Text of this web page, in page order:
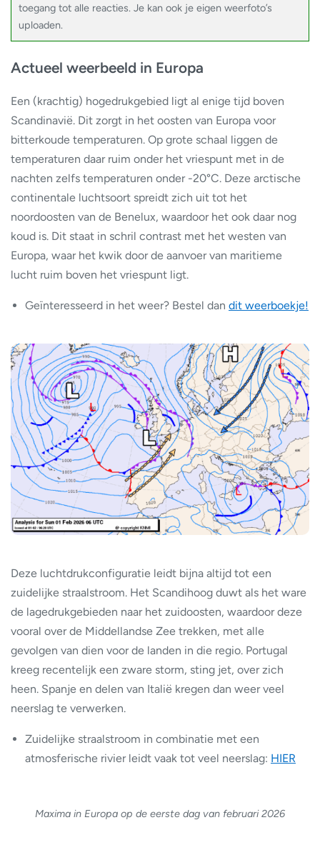
toegang tot alle reacties. Je kan ook je eigen weerfoto’s
uploaden.
Actueel weerbeeld in Europa
Een (krachtig) hogedrukgebied ligt al enige tijd boven
Scandinavië. Dit zorgt in het oosten van Europa voor
bitterkoude temperaturen. Op grote schaal liggen de
temperaturen daar ruim onder het vriespunt met in de
nachten zelfs temperaturen onder -20°C. Deze arctische
continentale luchtsoort spreidt zich uit tot het
noordoosten van de Benelux, waardoor het ook daar nog
koud is. Dit staat in schril contrast met het westen van
Europa, waar het kwik door de aanvoer van maritieme
lucht ruim boven het vriespunt ligt.
Geïnteresseerd in het weer? Bestel dan dit weerboekje!
Deze luchtdrukconfiguratie leidt bijna altijd tot een
zuidelijke straalstroom. Het Scandihoog duwt als het ware
de lagedrukgebieden naar het zuidoosten, waardoor deze
vooral over de Middellandse Zee trekken, met alle
gevolgen van dien voor de landen in die regio. Portugal
kreeg recentelijk een zware storm, sting jet, over zich
heen. Spanje en delen van Italië kregen dan weer veel
neerslag te verwerken.
Zuidelijke straalstroom in combinatie met een
atmosferische rivier leidt vaak tot veel neerslag: HIER
Maxima in Europa op de eerste dag van februari 2026